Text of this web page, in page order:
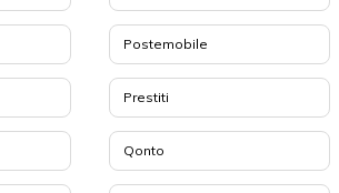
Postemobile
Prestiti
Qonto